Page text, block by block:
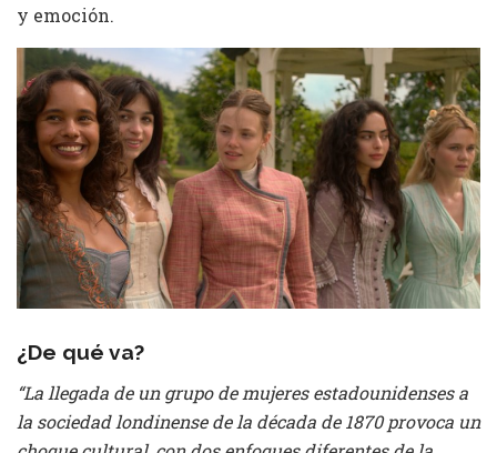
y emoción.
¿De qué va?
“La llegada de un grupo de mujeres estadounidenses a
la sociedad londinense de la década de 1870 provoca un